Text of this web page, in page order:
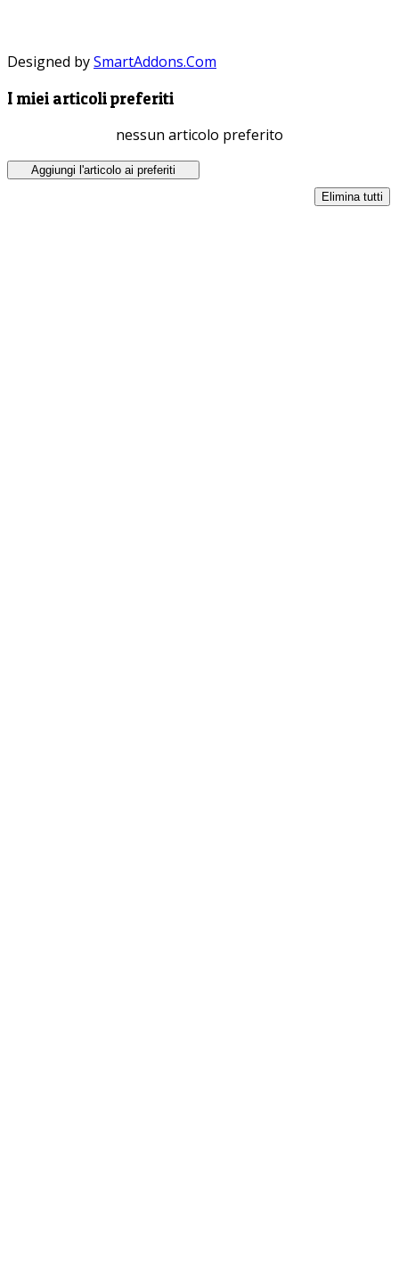
Designed bySmartAddons.Com
I miei articoli preferiti
nessun articolo preferito